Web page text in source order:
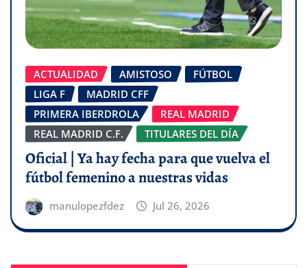
ACTUALIDAD AMISTOSO
FÚTBOL
LIGA F
MADRID CFF
PRIMERA IBERDROLA
REAL MADRID
REAL MADRID C.F.
TITULARES DEL DÍA
Oficial | Ya hay fecha para que vuelva el
fútbol femenino a nuestras vidas
manulopezfdez Jul 26, 2026